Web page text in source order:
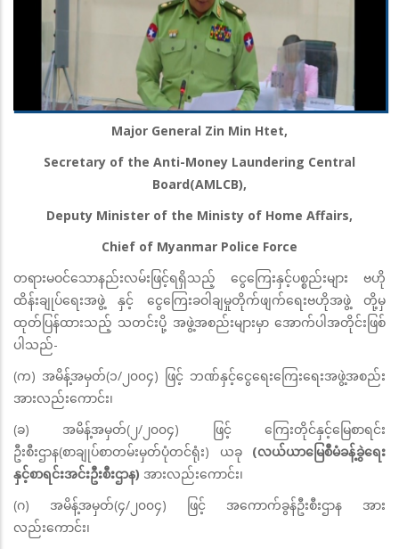
Major General Zin Min Htet,
Secretary of the Anti-Money Laundering Central
Board(AMLCB),
Deputy Minister of the Ministy of Home Affairs,
Chief of Myanmar Police Force
တရားမဝင်သောနည်းလမ်းဖြင့်ရရှိသည့် ငွေကြေးနှင့်ပစ္စည်းများ ဗဟို
ထိန်းချုပ်ရေးအဖွဲ့ နှင့် ငွေကြေးခဝါချမှုတိုက်ဖျက်ရေးဗဟိုအဖွဲ့ တို့မှ
ထုတ်ပြန်ထားသည့် သတင်းပို့ အဖွဲ့အစည်းများမှာ အောက်ပါအတိုင်းဖြစ်
ပါသည်-
(က) အမိန့်အမှတ်(၁/၂၀၀၄) ဖြင့် ဘဏ်နှင့်ငွေရေးကြေးရေးအဖွဲ့အစည်း
အားလည်းကောင်း၊
(ခ) အမိန့်အမှတ်(၂/၂၀၀၄) ဖြင့် ကြေးတိုင်နှင့်မြေစာရင်း
ဦးစီးဌာန(စာချုပ်စာတမ်းမှတ်ပုံတင်ရုံး) ယခု (လယ်ယာမြေစီမံခန့်ခွဲရေး
နှင့်စာရင်းအင်းဦးစီးဌာန) အားလည်းကောင်း၊
(ဂ) အမိန့်အမှတ်(၄/၂၀၀၄) ဖြင့် အကောက်ခွန်ဦးစီးဌာန အား
လည်းကောင်း၊